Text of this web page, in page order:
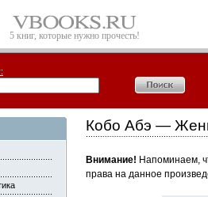
5 книг, которые нужно прочесть!
Кобо Абэ —
Внимание! Напоминаем,
права на данное